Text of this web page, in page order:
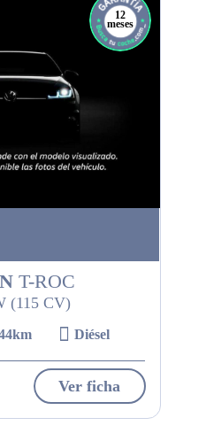
12
meses
T-ROC
(115 CV)
Diésel
Ver ficha